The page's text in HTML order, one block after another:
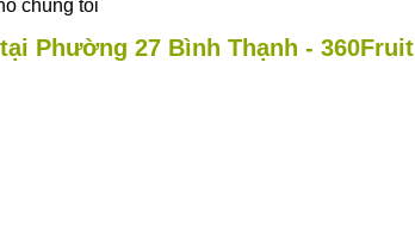
chúng tôi
Phường 27 Bình Thạnh - 360Fruit